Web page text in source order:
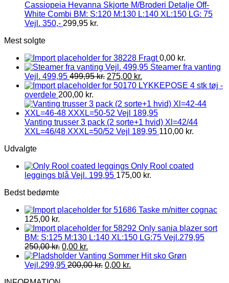
Cassiopeia Hevanna Skjorte M/Broderi Detalje Off-
White Combi BM: S:120 M:130 L:140 XL:150 LG: 75
Vejl. 350,- 299,95 kr.
Mest solgte
Fragt 0,00 kr.
Steamer fra vanting
Vejl. 499,95 499,95kr. 275,00 kr.
LYKKEPOSE 4 stk tøj -
overdele 200,00 kr.
Vanting trusser 3 pack (2 sorte+1 hvid) Xl=42/44
XXL=46/48 XXXL=50/52 Vejl 189,95 110,00 kr.
Udvalgte
Only Rool coated
leggings blå Vejl. 199,95 175,00 kr.
Bedst bedømte
Taske m/nitter cognac
125,00 kr.
Only sania blazer sort
BM: S:125 M:130 L:140 XL:150 LG:75 Vejl.279,95
250,00kr. 0,00 kr.
Vanting Sommer Hit sko Grøn
Vejl.299,95 200,00kr. 0,00 kr.